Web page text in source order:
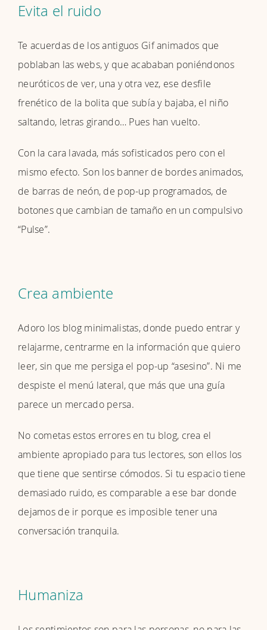
Evita el ruido
Te acuerdas de los antiguos Gif animados que
poblaban las webs, y que acababan poniéndonos
neuróticos de ver, una y otra vez, ese desfile
frenético de la bolita que subía y bajaba, el niño
saltando, letras girando… Pues han vuelto.
Con la cara lavada, más sofisticados pero con el
mismo efecto. Son los banner de bordes animados,
de barras de neón, de pop-up programados, de
botones que cambian de tamaño en un compulsivo
“Pulse”.
Crea ambiente
Adoro los blog minimalistas, donde puedo entrar y
relajarme, centrarme en la información que quiero
leer, sin que me persiga el pop-up “asesino”. Ni me
despiste el menú lateral, que más que una guía
parece un mercado persa.
No cometas estos errores en tu blog, crea el
ambiente apropiado para tus lectores, son ellos los
que tiene que sentirse cómodos. Si tu espacio tiene
demasiado ruido, es comparable a ese bar donde
dejamos de ir porque es imposible tener una
conversación tranquila.
Humaniza